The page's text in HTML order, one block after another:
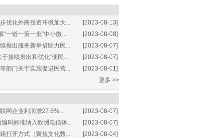
[2023-08-13]
优化外商投资环境加大...
[2023-08-08]
“一链一策一批”中小微...
[2023-08-07]
推出服务新举措助力民...
[2023-08-07]
接续推出和优化“便民...
[2023-08-01]
部门关于实施促进民营...
更多 >>
[2023-08-07]
网企业利润增27.6%...
[2023-08-07]
码标准纳入欧洲电信体...
[2023-08-04]
打开方式（聚焦文化数...